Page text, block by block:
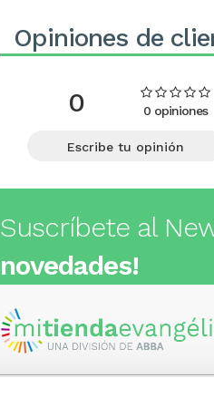
Opiniones de
0 0 opiniones
Escribe tu opinión
Suscríbete al
novedades!